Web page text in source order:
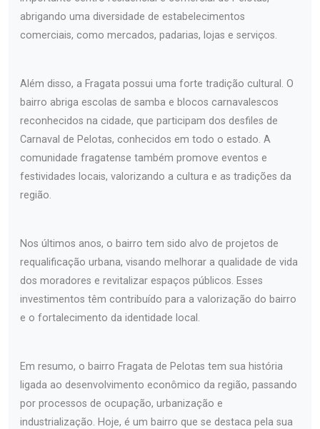
abrigando uma diversidade de estabelecimentos
comerciais, como mercados, padarias, lojas e serviços.
Além disso, a Fragata possui uma forte tradição cultural. O
bairro abriga escolas de samba e blocos carnavalescos
reconhecidos na cidade, que participam dos desfiles de
Carnaval de Pelotas, conhecidos em todo o estado. A
comunidade fragatense também promove eventos e
festividades locais, valorizando a cultura e as tradições da
região.
Nos últimos anos, o bairro tem sido alvo de projetos de
requalificação urbana, visando melhorar a qualidade de vida
dos moradores e revitalizar espaços públicos. Esses
investimentos têm contribuído para a valorização do bairro
e o fortalecimento da identidade local.
Em resumo, o bairro Fragata de Pelotas tem sua história
ligada ao desenvolvimento econômico da região, passando
por processos de ocupação, urbanização e
industrialização. Hoje, é um bairro que se destaca pela sua